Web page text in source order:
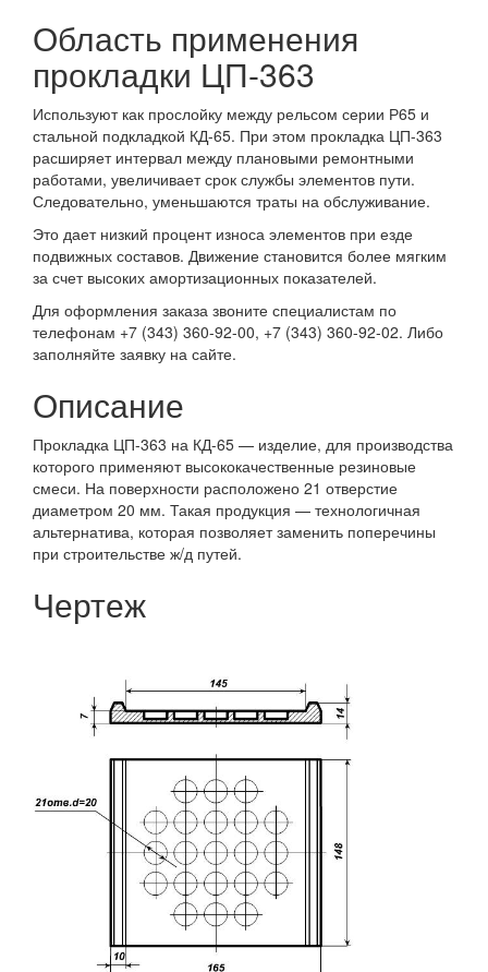
Область применения
прокладки ЦП-363
Используют как прослойку между рельсом серии Р65 и
стальной подкладкой КД-65. При этом прокладка ЦП-363
расширяет интервал между плановыми ремонтными
работами, увеличивает срок службы элементов пути.
Следовательно, уменьшаются траты на обслуживание.
Это дает низкий процент износа элементов при езде
подвижных составов. Движение становится более мягким
за счет высоких амортизационных показателей.
Для оформления заказа звоните специалистам по
телефонам +7 (343) 360-92-00, +7 (343) 360-92-02. Либо
заполняйте заявку на сайте.
Описание
Прокладка ЦП-363 на КД-65 — изделие, для производства
которого применяют высококачественные резиновые
смеси. На поверхности расположено 21 отверстие
диаметром 20 мм. Такая продукция — технологичная
альтернатива, которая позволяет заменить поперечины
при строительстве ж/д путей.
Чертеж